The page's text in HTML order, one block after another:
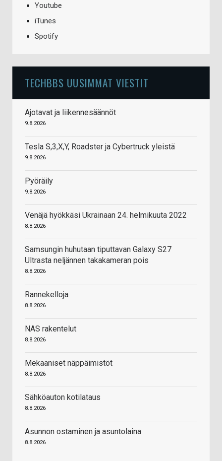
Youtube
iTunes
Spotify
TECHBBS UUSIMMAT VIESTIT
Ajotavat ja liikennesäännöt
9.8.2026
Tesla S,3,X,Y, Roadster ja Cybertruck yleistä
9.8.2026
Pyöräily
9.8.2026
Venäjä hyökkäsi Ukrainaan 24. helmikuuta 2022
8.8.2026
Samsungin huhutaan tiputtavan Galaxy S27
Ultrasta neljännen takakameran pois
8.8.2026
Rannekelloja
8.8.2026
NAS rakentelut
8.8.2026
Mekaaniset näppäimistöt
8.8.2026
Sähköauton kotilataus
8.8.2026
Asunnon ostaminen ja asuntolaina
8.8.2026